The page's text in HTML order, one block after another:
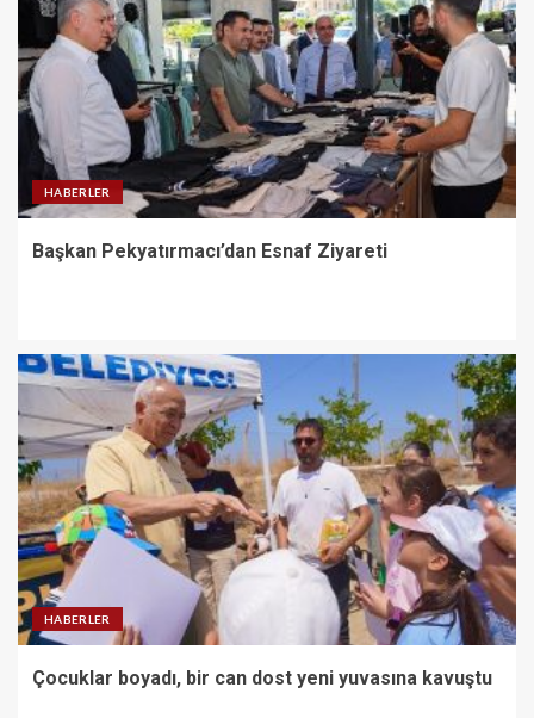
HABERLER
Başkan Pekyatırmacı’dan Esnaf Ziyareti
HABERLER
Çocuklar boyadı, bir can dost yeni yuvasına kavuştu